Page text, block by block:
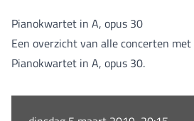
Pianokwartet in A, opus 30
Een overzicht van alle concerten
Pianokwartet in A, opus 30.